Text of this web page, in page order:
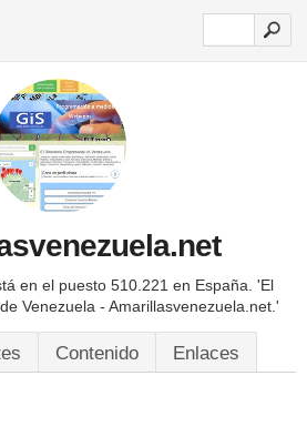
en el puesto 510.221 en España. 'El
Venezuela - Amarillasvenezuela.net.'
Contenido
Enlaces